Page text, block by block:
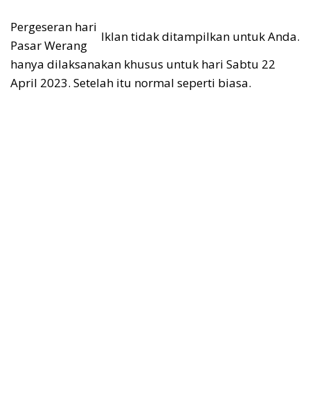
Iklan tidak ditampilkan untuk Anda.
Pergeseran hari
Pasar Werang
hanya dilaksanakan khusus untuk hari Sabtu 22
April 2023. Setelah itu normal seperti biasa.